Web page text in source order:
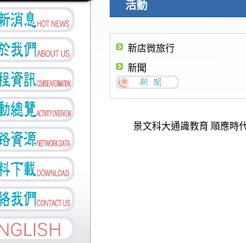
活動
新店微旅行
新聞
景文科大通識教育 順應時